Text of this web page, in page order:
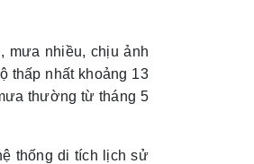
mưa nhiều, chịu ảnh
thấp nhất khoảng 13
thường từ tháng 5
thống di tích lịch sử